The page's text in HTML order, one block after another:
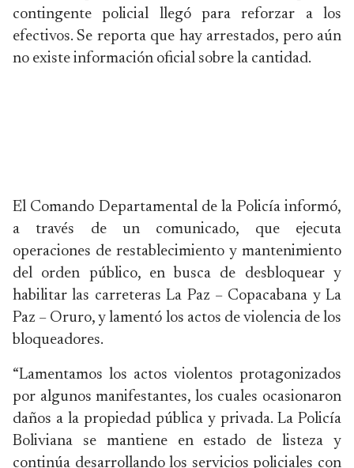
contingente policial llegó para reforzar a los
efectivos. Se reporta que hay arrestados, pero aún
no existe información oficial sobre la cantidad.
El Comando Departamental de la Policía informó,
a través de un comunicado, que ejecuta
operaciones de restablecimiento y mantenimiento
del orden público, en busca de desbloquear y
habilitar las carreteras La Paz – Copacabana y La
Paz – Oruro, y lamentó los actos de violencia de los
bloqueadores.
“Lamentamos los actos violentos protagonizados
por algunos manifestantes, los cuales ocasionaron
daños a la propiedad pública y privada. La Policía
Boliviana se mantiene en estado de listeza y
continúa desarrollando los servicios policiales con